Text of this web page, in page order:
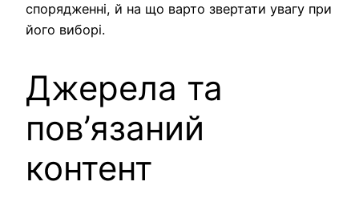
спорядженні, й на що варто звертати увагу при
його виборі.
Джерела та
пов’язаний
контент